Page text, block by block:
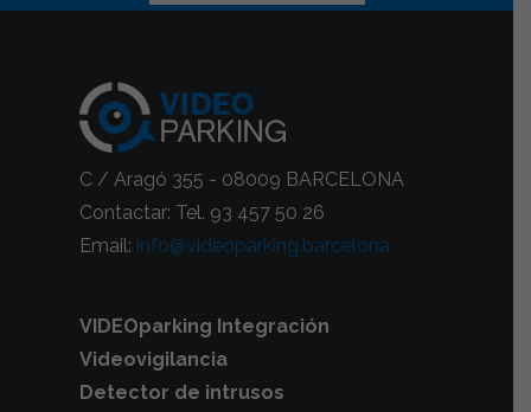
C / Aragó 355 - 08009 BARCELONA
Contactar: Tel. 93 457 50 26
Email: info@videoparking.barcelona
VIDEOparking Integración
Videovigilancia
Detector de intrusos